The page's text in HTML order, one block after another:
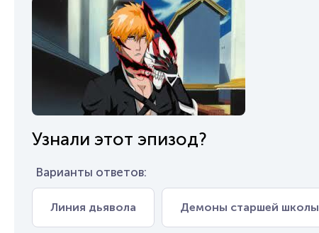
Узнали этот эпизод?
Варианты ответов:
Линия дьявола Демоны старшей школы